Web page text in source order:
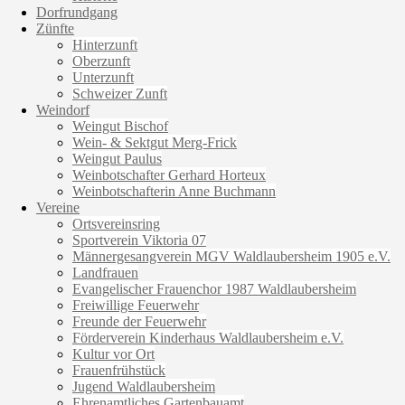
Dorfrundgang
Zünfte
Hinterzunft
Oberzunft
Unterzunft
Schweizer Zunft
Weindorf
Weingut Bischof
Wein- & Sektgut Merg-Frick
Weingut Paulus
Weinbotschafter Gerhard Horteux
Weinbotschafterin Anne Buchmann
Vereine
Ortsvereinsring
Sportverein Viktoria 07
Männergesangverein MGV Waldlaubersheim 1905 e.V.
Landfrauen
Evangelischer Frauenchor 1987 Waldlaubersheim
Freiwillige Feuerwehr
Freunde der Feuerwehr
Förderverein Kinderhaus Waldlaubersheim e.V.
Kultur vor Ort
Frauenfrühstück
Jugend Waldlaubersheim